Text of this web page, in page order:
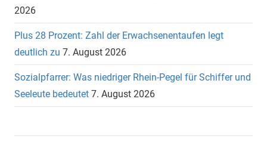
2026
Plus 28 Prozent: Zahl der Erwachsenentaufen legt
deutlich zu 7. August 2026
Sozialpfarrer: Was niedriger Rhein-Pegel für Schiffer und
Seeleute bedeutet 7. August 2026